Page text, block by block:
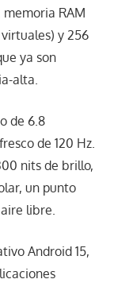
memoria RAM
virtuales) y 256
ya son
alta.
de 6.8
de 120 Hz.
nits de brillo,
un punto
libre.
Android 15,